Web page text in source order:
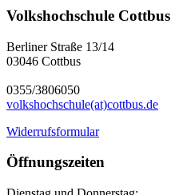
Volkshochschule Cottbus
Berliner Straße 13/14
03046 Cottbus
0355/3806050
volkshochschule(at)cottbus.de
Widerrufsformular
Öffnungszeiten